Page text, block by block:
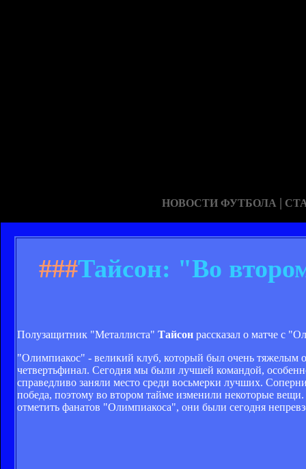
НОВОСТИ ФУТБОЛА |
###Тайсон: "Во
Полузащитник "Металлиста" Тайсон рассказал о матче с
"Олимпиакос" - великий клуб, который был очень тяжелым
четвертьфинал. Сегодня мы были лучшей командой,
справедливо заняли место среди восьмерки лучших.
победа, поэтому во втором тайме изменили некоторые
отметить фанатов "Олимпиакоса", они были сегодня